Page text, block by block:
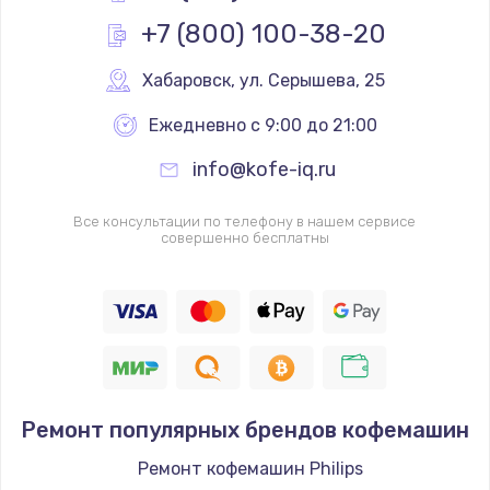
Заказать
530 руб.
Заказать
Ремонт ЦЗУ
Заказать
600 руб.
Заказать
+7 (800) 100-38-20
Хабаровск, ул. Серышева, 25
Ежедневно с 9:00 до 21:00
info@kofe-iq.ru
Все консультации по телефону в нашем сервисе
совершенно бесплатны
Ремонт популярных брендов кофемашин
Ремонт кофемашин Philips